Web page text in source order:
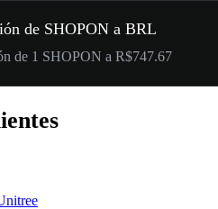
de SHOPON a BRL
de 1 SHOPON a R$747.67